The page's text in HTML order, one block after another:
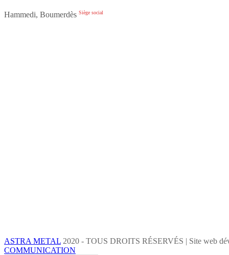
Hammedi, Boumerdès Siège social
ASTRA METAL 2020 - TOUS DROITS RÉSERVÉS | Site web
COMMUNICATION